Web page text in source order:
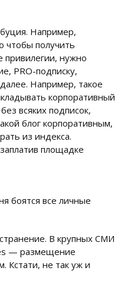
Например,
чтобы получить
привилегии, нужно
PRO-подписку,
Например, такое
корпоративный
всяких подписок,
блог корпоративным,
из индекса.
площадке
боятся все личные
В крупных СМИ
— размещение
Кстати, не так уж и